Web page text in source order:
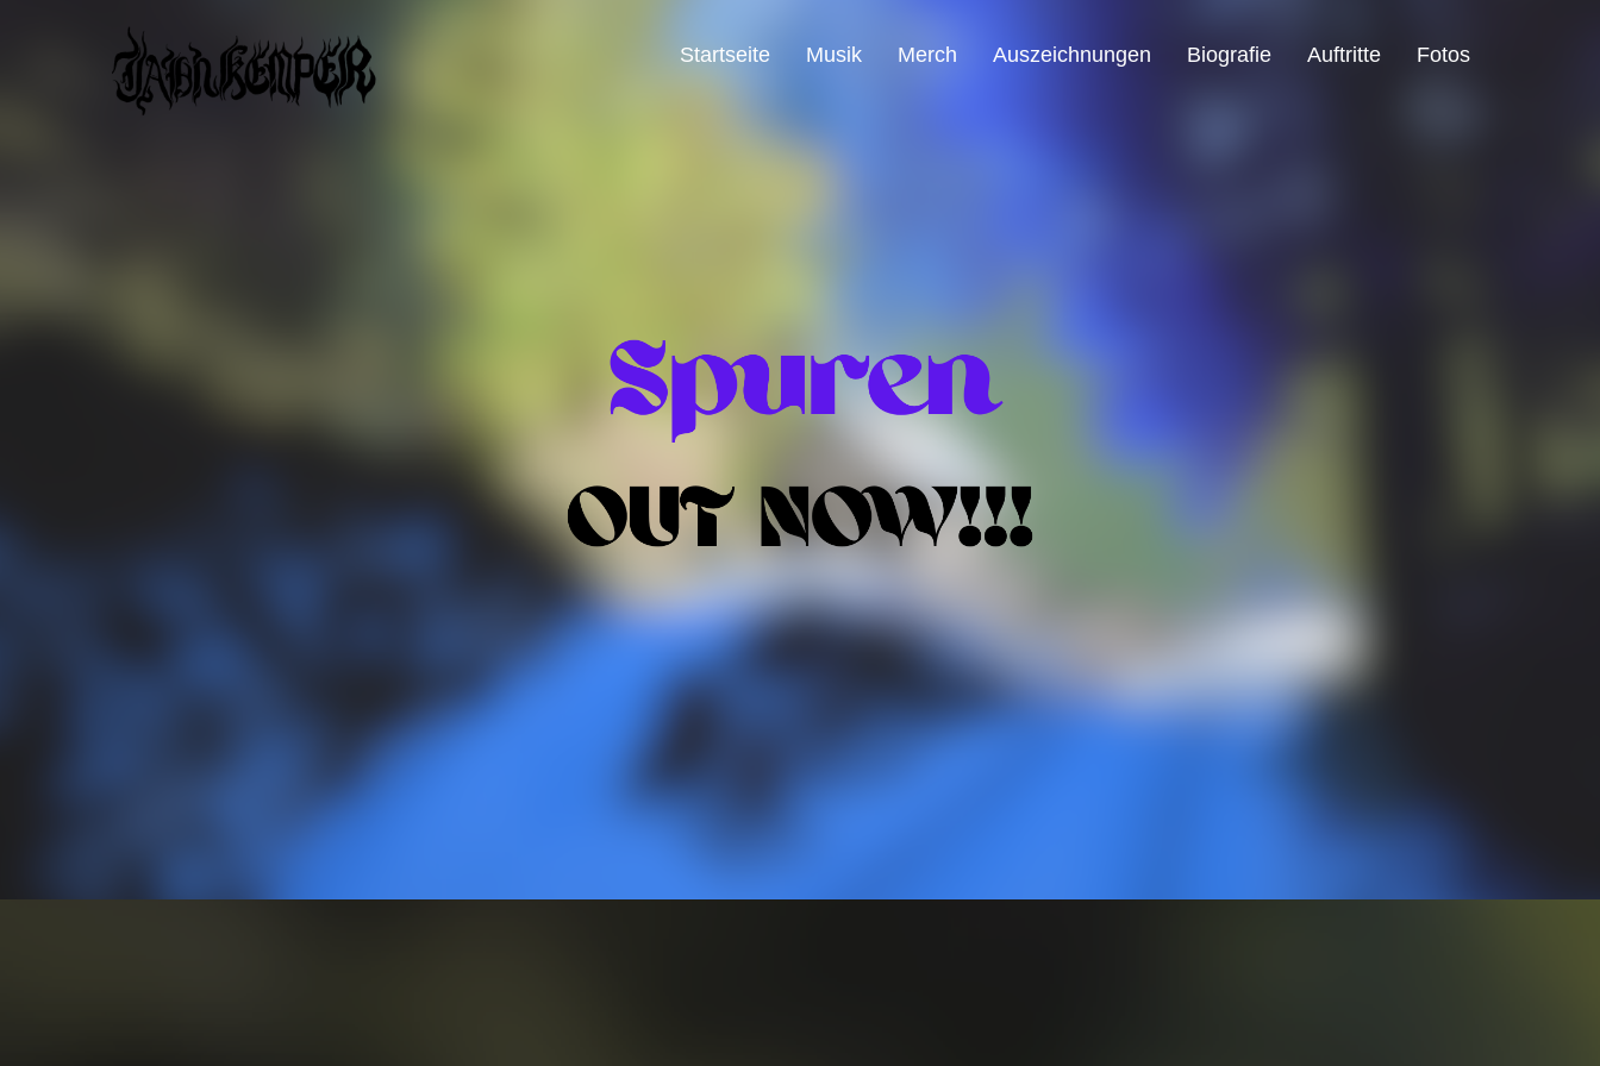
Startseite Musik Merch Auszeichnungen Biografie Auftritte Fotos